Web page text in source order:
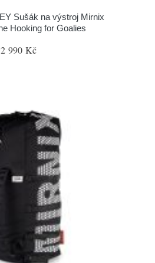
Sušák na výstroj Mirnix
Hooking for Goalies
2 990 Kč